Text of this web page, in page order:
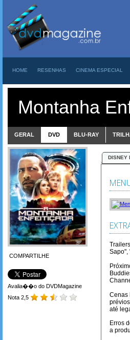
HOME RESENHAS CINEMA ESPECIAL
Montanha
GERAL DVD BLU-RAY
COMPARTILHE
Avalia��o do DVDMagazine
Nota 2,5
DISNEY
Sapo",
Cenas
até
Erros
a